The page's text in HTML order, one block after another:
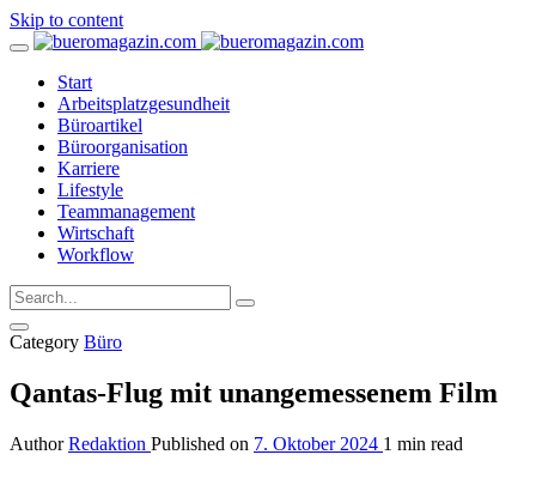
Skip to content
Start
Arbeitsplatzgesundheit
Büroartikel
Büroorganisation
Karriere
Lifestyle
Teammanagement
Wirtschaft
Workflow
Category Büro
Qantas-Flug mit unangemessenem Film
Author Redaktion Published on 7. Oktober 2024 1 min read